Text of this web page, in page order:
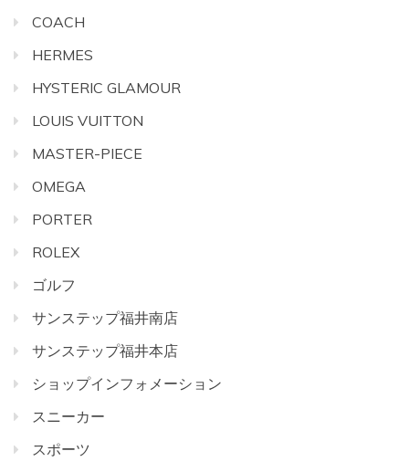
COACH
HERMES
HYSTERIC GLAMOUR
LOUIS VUITTON
MASTER-PIECE
OMEGA
PORTER
ROLEX
ゴルフ
サンステップ福井南店
サンステップ福井本店
ショップインフォメーション
スニーカー
スポーツ